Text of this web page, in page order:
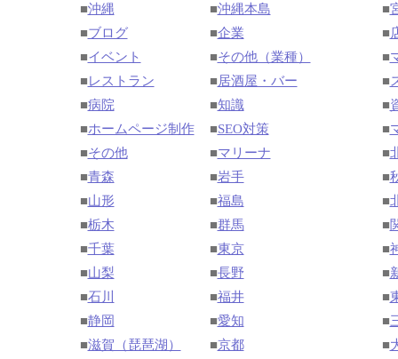
■沖縄 ■沖縄本島 ■
■ブログ ■企業 ■
■イベント ■その他（業種） ■
■レストラン ■居酒屋・バー ■
■病院 ■知識 ■
■ホームページ制作 ■SEO対策 ■
■その他 ■マリーナ ■
■青森 ■岩手 ■
■山形 ■福島 ■
■栃木 ■群馬 ■
■千葉 ■東京 ■
■山梨 ■長野 ■
■石川 ■福井 ■
■静岡 ■愛知 ■
■滋賀（琵琶湖） ■京都 ■